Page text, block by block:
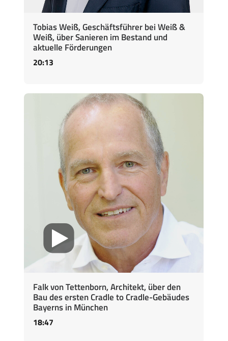
Tobias Weiß, Geschäftsführer bei Weiß &
Weiß, über Sanieren im Bestand und
aktuelle Förderungen
20:13
Falk von Tettenborn, Architekt, über den
Bau des ersten Cradle to Cradle-Gebäudes
Bayerns in München
18:47